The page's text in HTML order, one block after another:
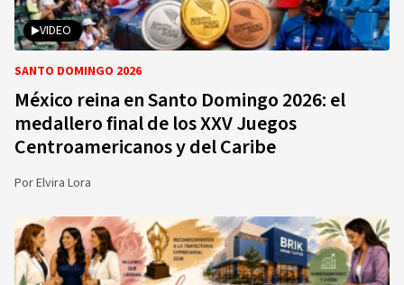
VIDEO
SANTO DOMINGO 2026
México reina en Santo Domingo 2026: el
medallero final de los XXV Juegos
Centroamericanos y del Caribe
PorElvira Lora